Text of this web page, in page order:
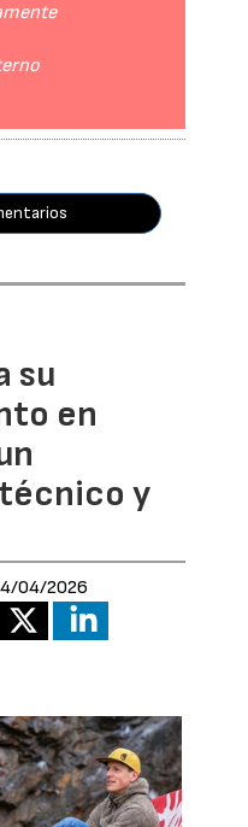
su
en
y
04/2026